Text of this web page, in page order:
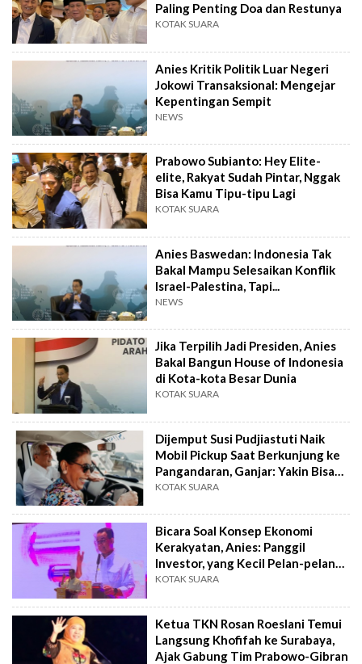
Paling Penting Doa dan Restunya
KOTAK SUARA
Anies Kritik Politik Luar Negeri
Jokowi Transaksional: Mengejar
Kepentingan Sempit
NEWS
Prabowo Subianto: Hey Elite-
elite, Rakyat Sudah Pintar, Nggak
Bisa Kamu Tipu-tipu Lagi
KOTAK SUARA
Anies Baswedan: Indonesia Tak
Bakal Mampu Selesaikan Konflik
Israel-Palestina, Tapi...
NEWS
Jika Terpilih Jadi Presiden, Anies
Bakal Bangun House of Indonesia
di Kota-kota Besar Dunia
KOTAK SUARA
Dijemput Susi Pudjiastuti Naik
Mobil Pickup Saat Berkunjung ke
Pangandaran, Ganjar: Yakin Bisa
Nyetir Manual?
KOTAK SUARA
Bicara Soal Konsep Ekonomi
Kerakyatan, Anies: Panggil
Investor, yang Kecil Pelan-pelan
Tergeser
KOTAK SUARA
Ketua TKN Rosan Roeslani Temui
Langsung Khofifah ke Surabaya,
Ajak Gabung Tim Prabowo-Gibran